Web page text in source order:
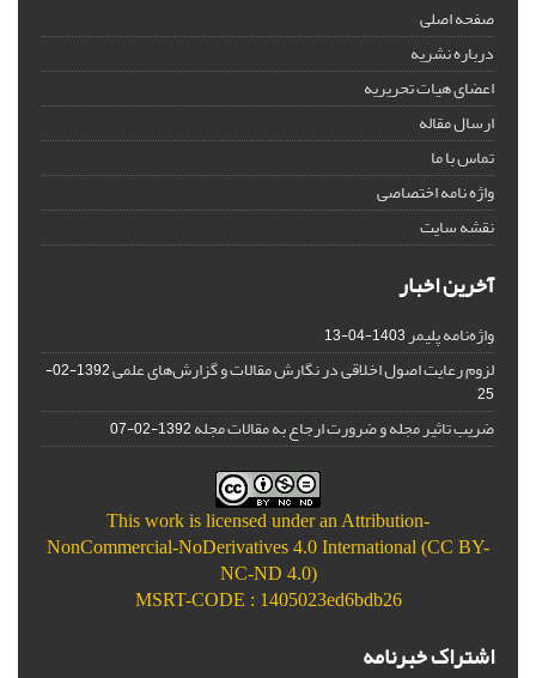
صفحه اصلی
درباره نشریه
اعضای هیات تحریریه
ارسال مقاله
تماس با ما
واژه نامه اختصاصی
نقشه سایت
آخرین اخبار
واژه‌نامه پلیمر1403-04-13
لزوم رعایت اصول اخلاقی در نگارش مقالات و گزارش‌‌های علمی
1392-02-
25
ضریب تاثیر مجله و ضرورت ارجاع به مقالات مجله1392-02-07
This work is licensed under an Attribution-
NonCommercial-NoDerivatives 4.0 International (CC BY-
NC-ND 4.0)
MSRT-CODE : 1405023ed6bdb26
اشتراک خبرنامه